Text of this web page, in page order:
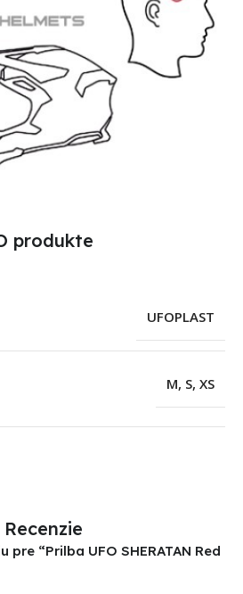
produkte
UFOPLAST
M, S, XS
Recenzie
“Prilba UFO SHERATAN Red